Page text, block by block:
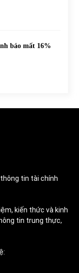
báo mất 16%
tin tài chính
kiến thức và kinh
tin trung thực,